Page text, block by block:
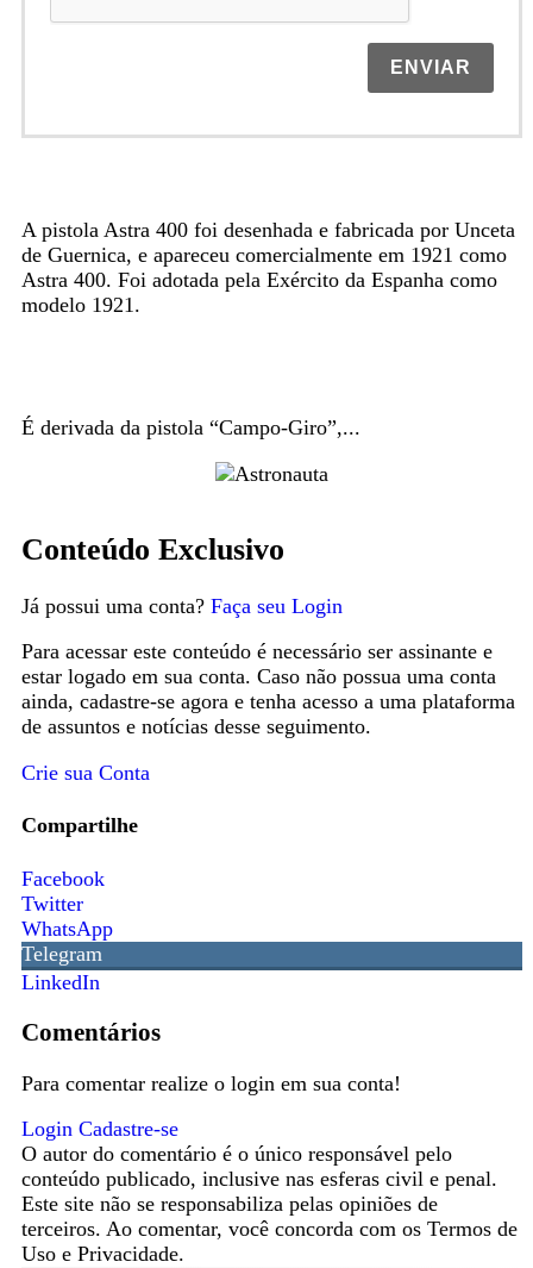
ENVIAR
A pistola Astra 400 foi desenhada e fabricada por Unceta
de Guernica, e apareceu comercialmente em 1921 como
Astra 400. Foi adotada pela Exército da Espanha como
modelo 1921.
É derivada da pistola “Campo-Giro”,...
Conteúdo Exclusivo
Já possui uma conta? Faça seu Login
Para acessar este conteúdo é necessário ser assinante e
estar logado em sua conta. Caso não possua uma conta
ainda, cadastre-se agora e tenha acesso a uma plataforma
de assuntos e notícias desse seguimento.
Crie sua Conta
Compartilhe
Facebook
Twitter
WhatsApp
Telegram
LinkedIn
Comentários
Para comentar realize o login em sua conta!
Login Cadastre-se
O autor do comentário é o único responsável pelo
conteúdo publicado, inclusive nas esferas civil e penal.
Este site não se responsabiliza pelas opiniões de
terceiros. Ao comentar, você concorda com os Termos de
Uso e Privacidade.